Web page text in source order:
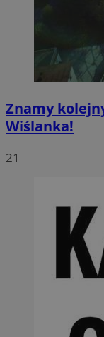
Znamy
Wiślanka!
21